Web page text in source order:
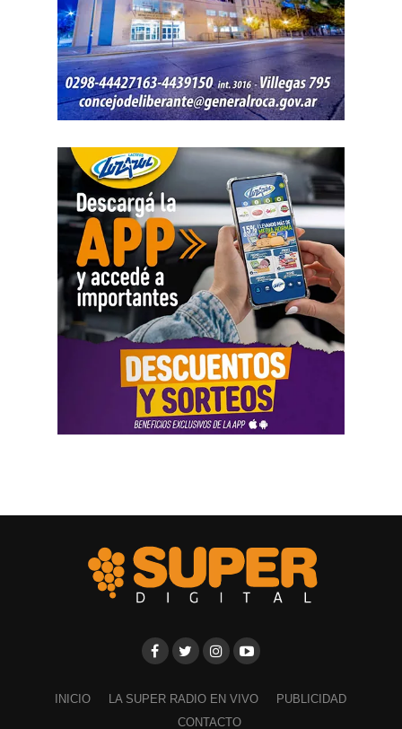
«Estamos viviendo una brutal disputa por el tiempo.
Mientras la reforma laboral ataca una de las conquistas
fundacionales como la jornada de 8 horas, instalando un
banco de horas flexible, que borra los límites entre lo
personal y lo laboral, debemos recurrir a varios empleos
para poder sostener la vida», dijo Chevalier y subrayó
asimétrica sobre las mujeres, provoca una crisis sobre los
cuidados y desorganiza los hogares».
Al abordar la persecución política a sindicalistas y
sindicatos, Biró sostuvo que «el Estado me ha iniciado
una persecución mediática, gremial, jurídica y personal
por ser el secretario general de la Asociación de Pilotos.
Se trata de una campaña abierta y pública de difamación
llevada adelante por funcionarios del gobierno, utilizando
la aplicación Mi Argentina o las carteleras de las
estaciones terminales. Usaron todos los recursos del
Estado. Me imputaron delitos penales, me hicieron saber
que perseguían a mi familia, a mi mujer y a mis hijas, y
tuve que presentar un habeas corpus preventivo».
sindicales como las que hicieron a los compañeros de La
Aeronáutico o las acciones judiciales contra 170
trabajadores del subte».
los comisionados de la CIDH hicieron algunos
cuestionamientos y solicitaron explicaciones a los
INICIO LA SUPER RADIO EN VIVO
PUBLICIDAD
CONTACTO